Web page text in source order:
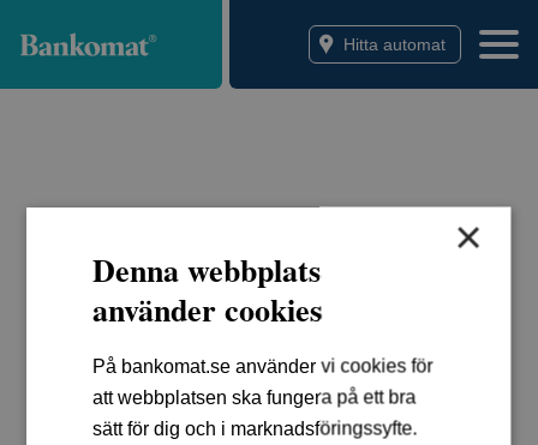
Bankomat Hitta automat
×
Denna webbplats
använder cookies
På bankomat.se använder vi cookies för
att webbplatsen ska fungera på ett bra
sätt för dig och i marknadsföringssyfte.